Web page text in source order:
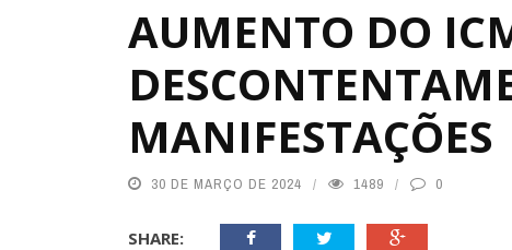
AUMENTO DO
MANIFESTAÇÕES
30 DE MARÇO DE 2024 1489 0
SHARE: